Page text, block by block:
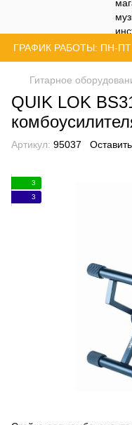
ГРАФИК РАБОТЫ: ПН-
Гитарное
QUIK LOK
Артикул: 95037
3
3